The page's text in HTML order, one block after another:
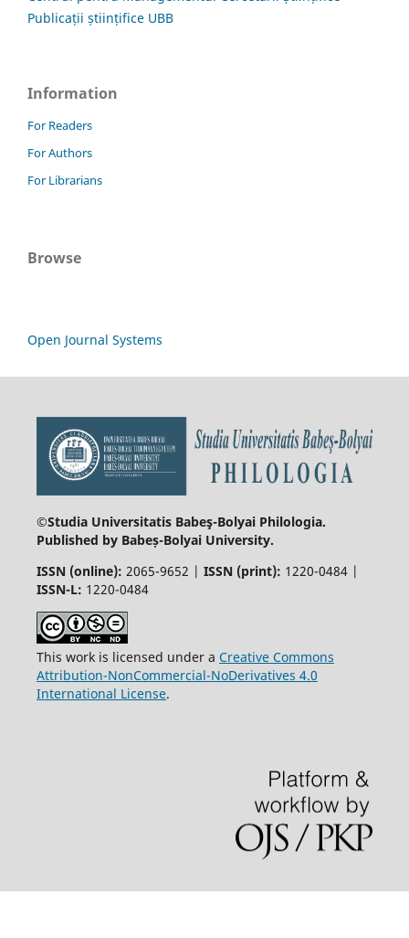
Publicații științifice UBB
Information
For Readers
For Authors
For Librarians
Browse
Open Journal Systems
©Studia Universitatis Babeş-Bolyai Philologia.
Published by Babeș-Bolyai University.
ISSN (online): 2065-9652 | ISSN (print): 1220-0484 |
ISSN-L: 1220-0484
This work is licensed under a Creative Commons
Attribution-NonCommercial-NoDerivatives 4.0
International License.